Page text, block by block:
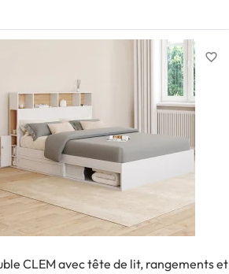
CLEM avec tête de lit, rangements et
favorite_border